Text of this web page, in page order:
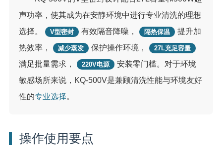
声功率，使其成为在安静环境中进行专业清洗的理想
选择。
V型密封 有效隔音降噪， 隔热保温
提升加
热效率，
减少蒸发 保护操作环境， 27L充足容量
满足批量需求， 220V电源
安装零门槛。对于环境
敏感场所来说，KQ-500V是兼顾清洗性能与环境友好
性的专业选择。
操作使用要点